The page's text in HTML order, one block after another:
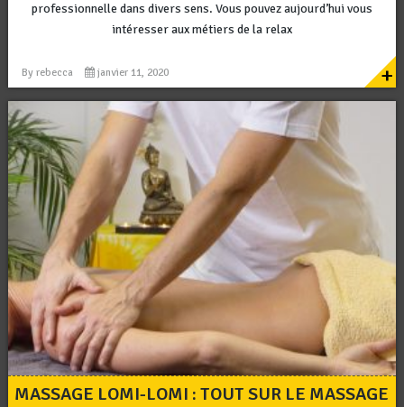
professionnelle dans divers sens. Vous pouvez aujourd’hui vous
intéresser aux métiers de la relax
By rebecca janvier 11, 2020 +
MASSAGE LOMI-LOMI : TOUT SUR LE MASSAGE